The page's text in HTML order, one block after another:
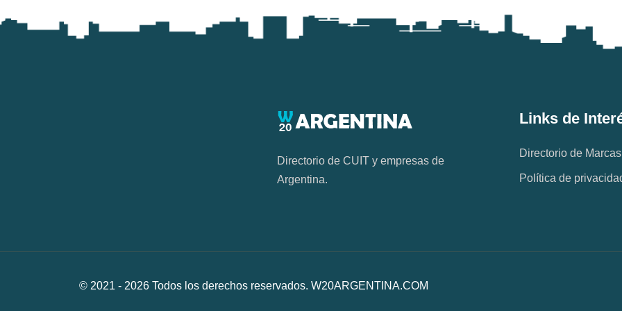
Directorio de CUIT y empresas de
Argentina.
Links de
Directorio de Marcas
Política de
© 2021 - 2026 Todos los derechos reservados. W20ARGENTINA.COM